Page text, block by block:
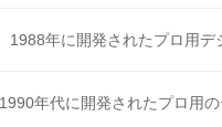
1988年に開発されたプロ用デ
年代に開発されたプロ用